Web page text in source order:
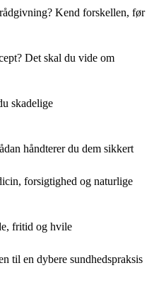
Kend forskellen, før
Det skal du vide om
skadelige
håndterer du dem sikkert
forsigtighed og naturlige
fritid og hvile
til en dybere sundhedspraksis